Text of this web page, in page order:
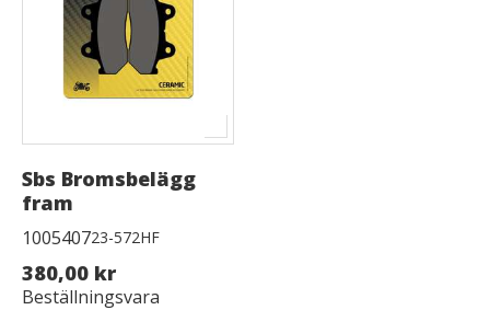
Sbs Bromsbelägg
fram
100540723-572HF
380,00 kr
Beställningsvara